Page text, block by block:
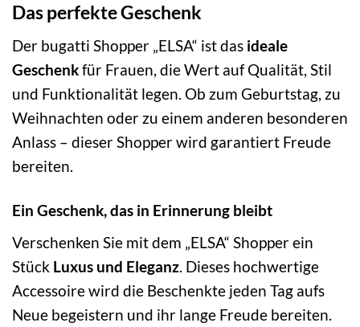
Das perfekte Geschenk
Der bugatti Shopper „ELSA“ ist das ideale
Geschenkfür Frauen, die Wert auf Qualität, Stil
und Funktionalität legen. Ob zum Geburtstag, zu
Weihnachten oder zu einem anderen besonderen
Anlass – dieser Shopper wird garantiert Freude
bereiten.
Ein Geschenk, das in Erinnerung bleibt
Verschenken Sie mit dem „ELSA“ Shopper ein
Stück Luxus und Eleganz. Dieses hochwertige
Accessoire wird die Beschenkte jeden Tag aufs
Neue begeistern und ihr lange Freude bereiten.